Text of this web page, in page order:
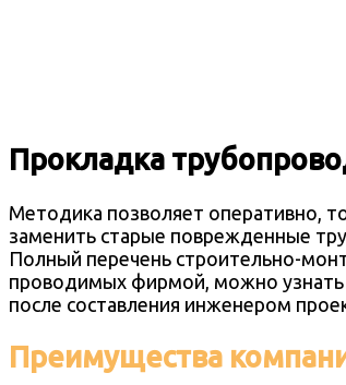
Прокладка
Методика позволяет оперативно,
заменить старые поврежденные
Полный перечень строительно-
проводимых фирмой, можно узнать
после составления инженером
Преимущества